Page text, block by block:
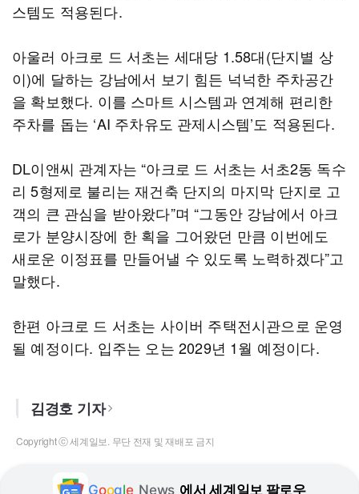
스템도 적용된다.
아울러 아크로 드 서초는 세대당 1.58대(단지별 상
이)에 달하는 강남에서 보기 힘든 넉넉한 주차공간
을 확보했다. 이를 스마트 시스템과 연계해 편리한
주차를 돕는 ‘AI 주차유도 관제시스템’도 적용된다.
DL이앤씨 관계자는 “아크로 드 서초는 서초2동 독수
리 5형제로 불리는 재건축 단지의 마지막 단지로 고
객의 큰 관심을 받아왔다”며 “그동안 강남에서 아크
로가 분양시장에 한 획을 그어왔던 만큼 이번에도
새로운 이정표를 만들어낼 수 있도록 노력하겠다”고
말했다.
한편 아크로 드 서초는 사이버 주택전시관으로 운영
될 예정이다. 입주는 오는 2029년 1월 예정이다.
김경호 기자
Copyright ⓒ 세계일보. 무단 전재 및 재배포 금지
Google News 에서 세계일보 팔로우